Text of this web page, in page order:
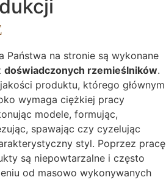
Państwa na stronie są wykonane
doświadczonych rzemieślników.
produktu, którego głównym
wymaga ciężkiej pracy
modele, formując,
spawając czy cyzelując
styl. Poprzez pracę
są niepowtarzalne i często
od masowo wykonywanych